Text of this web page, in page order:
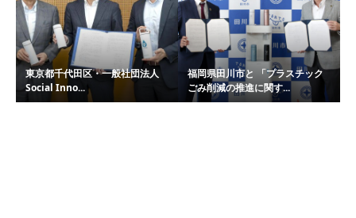
東京都千代田区・一般社団法人
Social Inno...
福岡県田川市と 「プラスチック
ごみ削減の推進に関す...